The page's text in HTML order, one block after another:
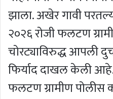
झाला. अखेर गावी
२०२६ रोजी फलटण
चोरट्याविरुद्ध आपली
फिर्याद दाखल केली
फलटण ग्रामीण